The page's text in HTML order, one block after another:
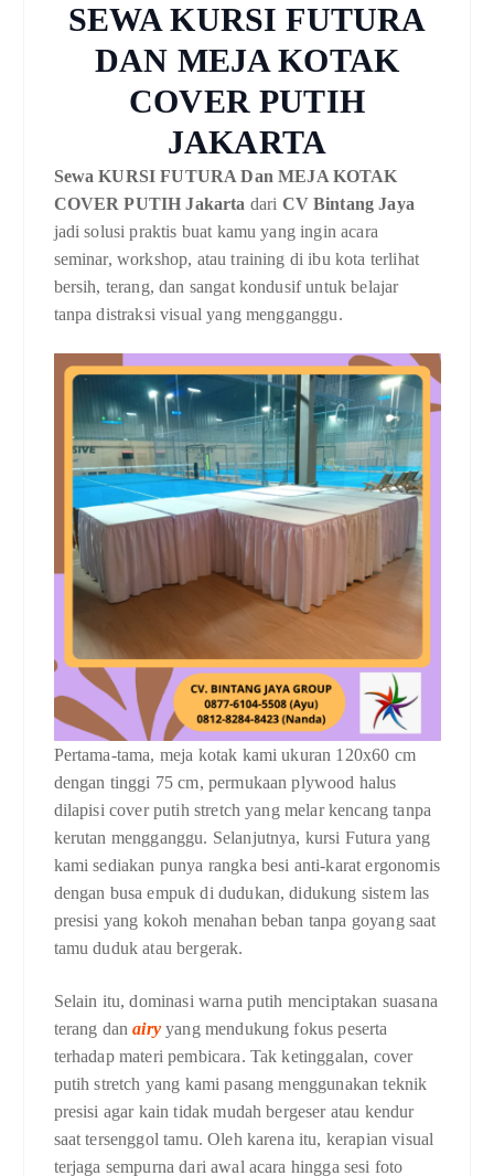
SEWA KURSI FUTURA
DAN MEJA KOTAK
COVER PUTIH
JAKARTA
Sewa KURSI FUTURA Dan MEJA KOTAK
COVER PUTIH Jakarta dari CV Bintang Jaya
jadi solusi praktis buat kamu yang ingin acara
seminar, workshop, atau training di ibu kota terlihat
bersih, terang, dan sangat kondusif untuk belajar
tanpa distraksi visual yang mengganggu.
Pertama-tama, meja kotak kami ukuran 120x60 cm
dengan tinggi 75 cm, permukaan plywood halus
dilapisi cover putih stretch yang melar kencang tanpa
kerutan mengganggu. Selanjutnya, kursi Futura yang
kami sediakan punya rangka besi anti-karat ergonomis
dengan busa empuk di dudukan, didukung sistem las
presisi yang kokoh menahan beban tanpa goyang saat
tamu duduk atau bergerak.
Selain itu, dominasi warna putih menciptakan suasana
terang danairyyang mendukung fokus peserta
terhadap materi pembicara. Tak ketinggalan, cover
putih stretch yang kami pasang menggunakan teknik
presisi agar kain tidak mudah bergeser atau kendur
saat tersenggol tamu. Oleh karena itu, kerapian visual
terjaga sempurna dari awal acara hingga sesi foto